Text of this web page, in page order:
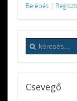
Belépés |
Csevegő